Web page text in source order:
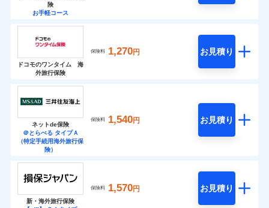
険
お手軽コース
ドコモのワンタイム 海
外旅行保険
保険料 1,270円 お見積り
ネットde保険
＠とらべる タイプＡ
（特定手続用海外旅行保
険）
保険料 1,540円 お見積り
新・海外旅行保険
保険料 1,570円 お見積り